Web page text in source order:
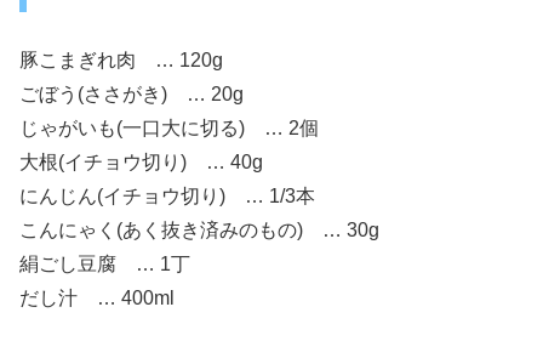
豚こまぎれ肉 … 120g
ごぼう(ささがき) … 20g
じゃがいも(一口大に切る) … 2個
大根(イチョウ切り) … 40g
にんじん(イチョウ切り) … 1/3本
こんにゃく(あく抜き済みのもの) … 30g
絹ごし豆腐 … 1丁
だし汁 … 400ml